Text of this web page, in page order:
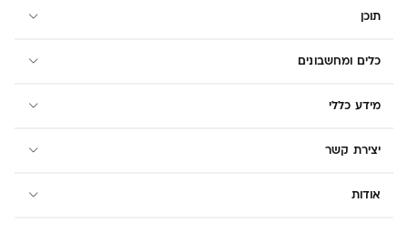
תוכן
כלים ומחשבונים
מידע כללי
יצירת קשר
אודות